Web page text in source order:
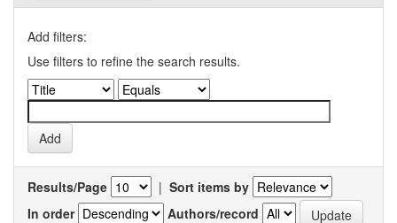
Add filters:
Use filters to refine the search results.
Results/Page | Sort items by
In order
Authors/record